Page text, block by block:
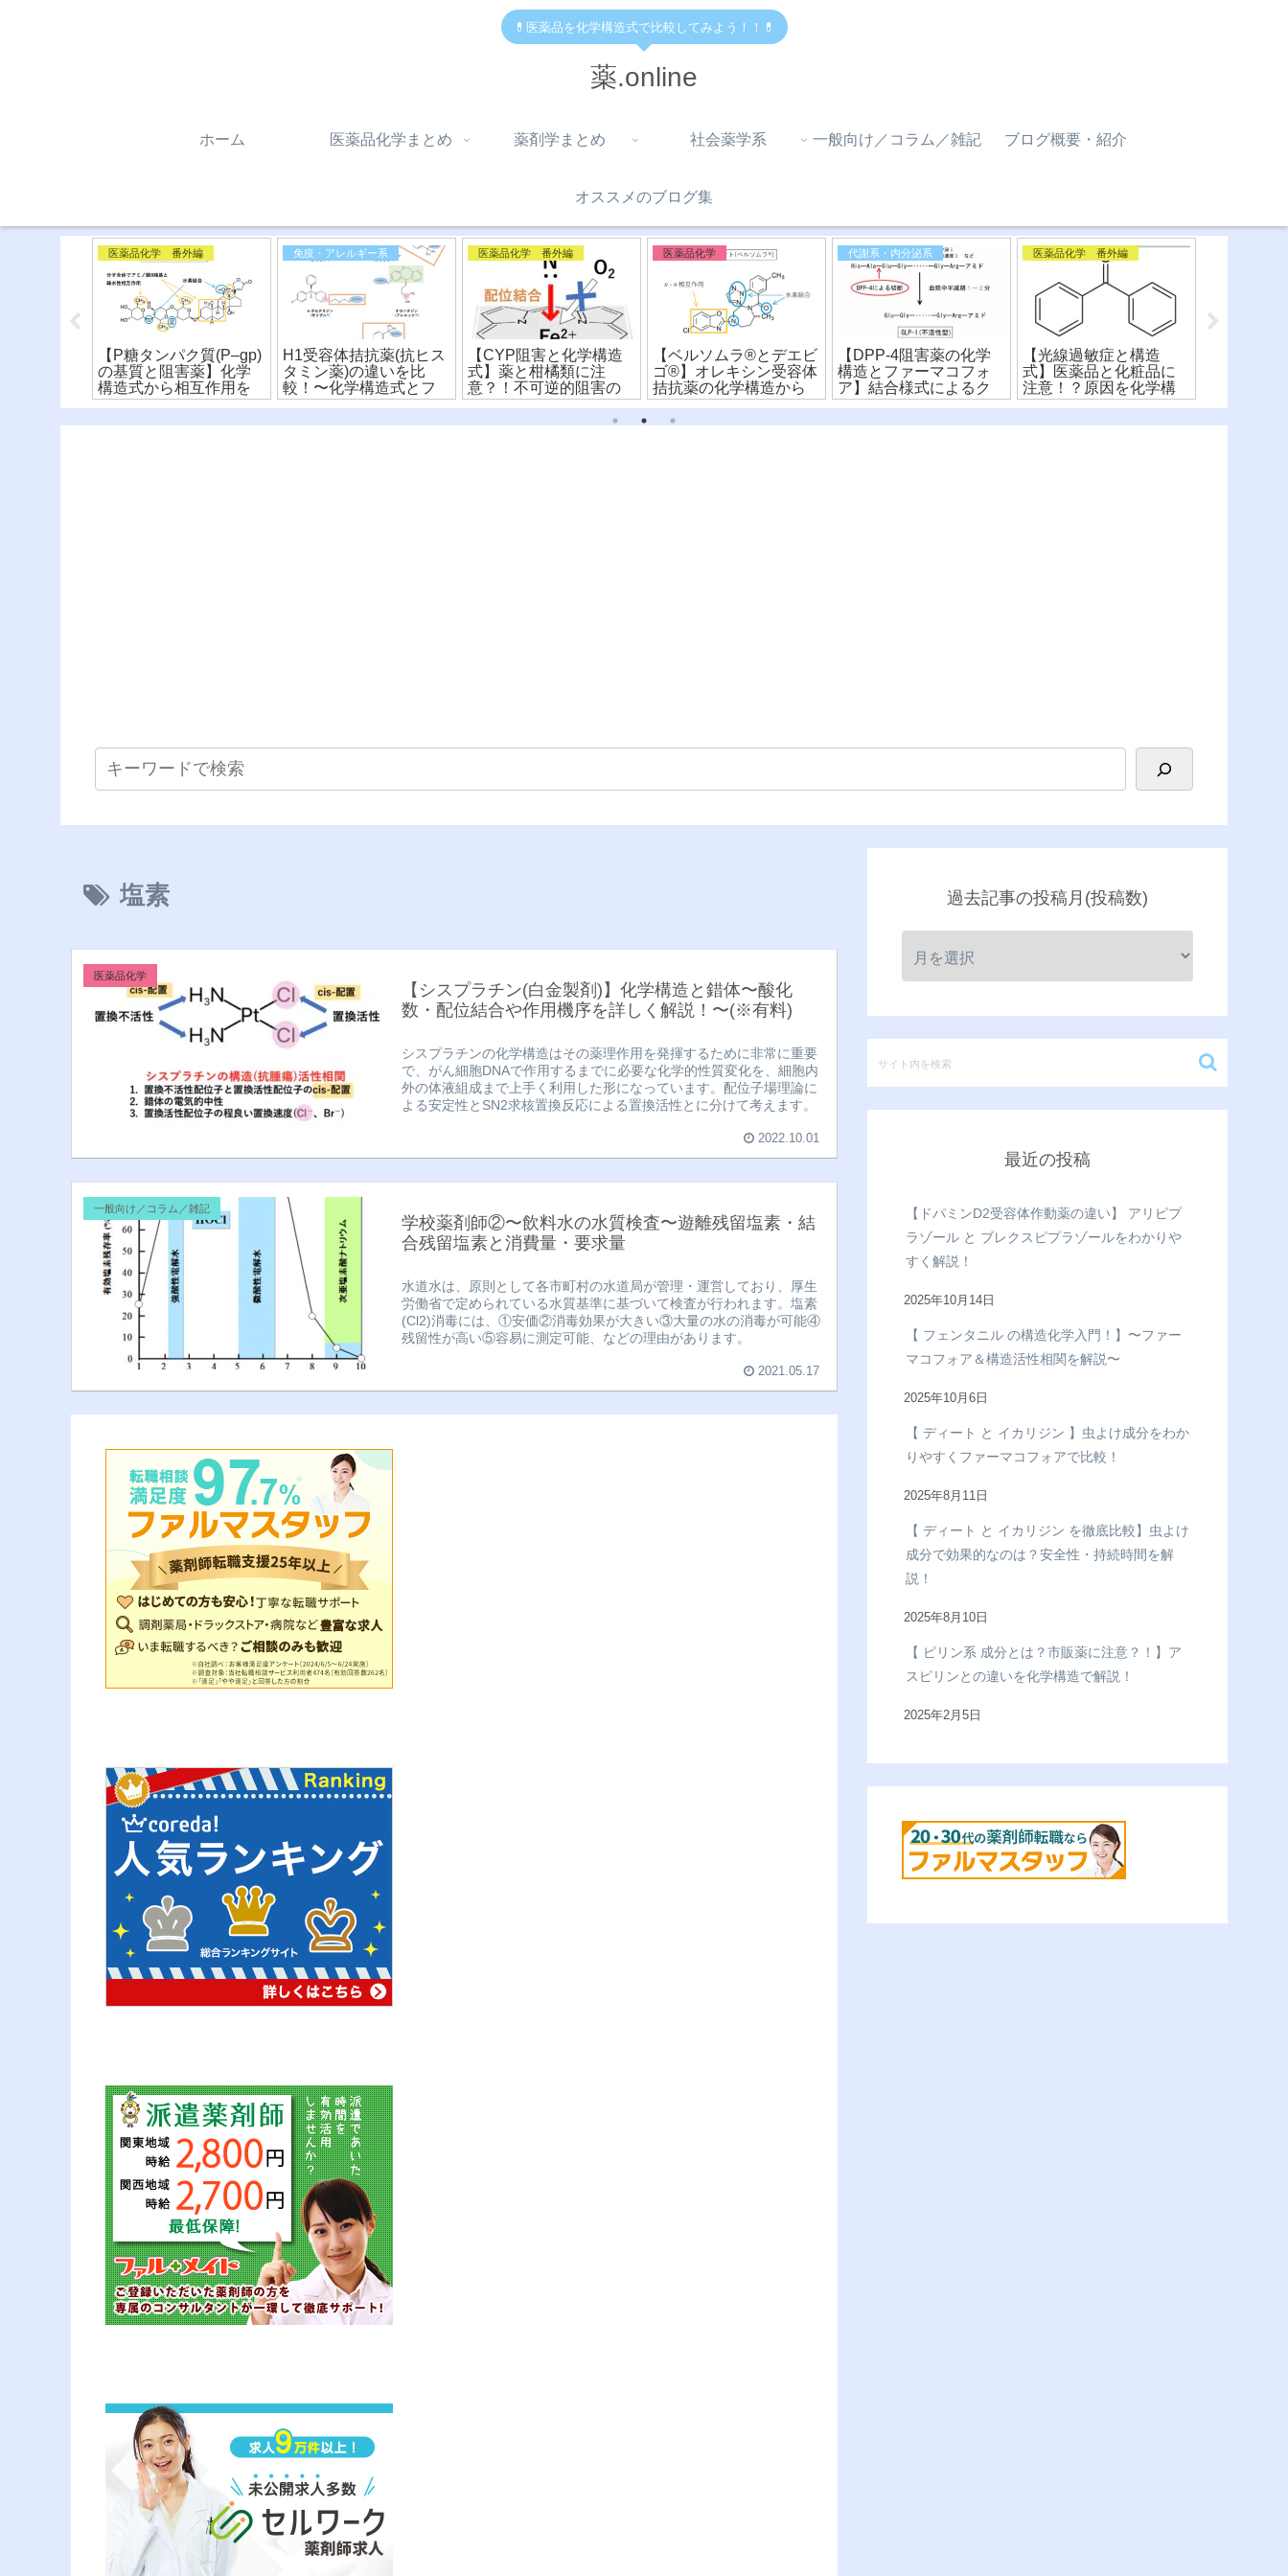
💊医薬品を化学構造式で比較してみよう！！💊
薬.online
ホーム 医薬品化学まとめ 薬剤学まとめ 社会薬学系 一般向け／コラム／雑記 ブログ概要・紹介
オススメのブログ集
医薬品化学 番外編
【P糖タンパク質(P–gp)
の基質と阻害薬】化学
構造式から相互作用を
比較！
免疫・アレルギー系
H1受容体拮抗薬(抗ヒス
タミン薬)の違いを比
較！〜化学構造式とフ
ァーマコフォア〜(※有
医薬品化学 番外編
【CYP阻害と化学構造
式】薬と柑橘類に注
意？！不可逆的阻害の
メカニズムを解説！
医薬品化学
【ベルソムラ®︎とデエビ
ゴ®︎】オレキシン受容体
拮抗薬の化学構造から
違いを比較！
代謝系・内分泌系
【DPP-4阻害薬の化学
構造とファーマコフォ
ア】結合様式によるク
ラス分けと比較！
医薬品化学 番外編
【光線過敏症と構造
式】医薬品と化粧品に
注意！？原因を化学構
造式から解説！
塩素
医薬品化学
【シスプラチン(白金製剤)】化学構造と錯体〜酸化
数・配位結合や作用機序を詳しく解説！〜(※有料)
シスプラチンの化学構造はその薬理作用を発揮するために非常に重要
で、がん細胞DNAで作用するまでに必要な化学的性質変化を、細胞内
外の体液組成まで上手く利用した形になっています。配位子場理論に
よる安定性とSN2求核置換反応による置換活性とに分けて考えます。
2022.10.01
一般向け／コラム／雑記
学校薬剤師②〜飲料水の水質検査〜遊離残留塩素・結
合残留塩素と消費量・要求量
水道水は、原則として各市町村の水道局が管理・運営しており、厚生
労働省で定められている水質基準に基づいて検査が行われます。塩素
(Cl2)消毒には、①安価②消毒効果が大きい③大量の水の消毒が可能④
残留性が高い⑤容易に測定可能、などの理由があります。
2021.05.17
過去記事の投稿月(投稿数)
最近の投稿
【ドパミンD2受容体作動薬の違い】 アリピプ
ラゾール と ブレクスピプラゾールをわかりや
すく解説！
2025年10月14日
【 フェンタニル の構造化学入門！】〜ファー
マコフォア＆構造活性相関を解説〜
2025年10月6日
【 ディート と イカリジン 】虫よけ成分をわか
りやすくファーマコフォアで比較！
2025年8月11日
【 ディート と イカリジン を徹底比較】虫よけ
成分で効果的なのは？安全性・持続時間を解
説！
2025年8月10日
【 ピリン系 成分とは？市販薬に注意？！】ア
スピリンとの違いを化学構造で解説！
2025年2月5日